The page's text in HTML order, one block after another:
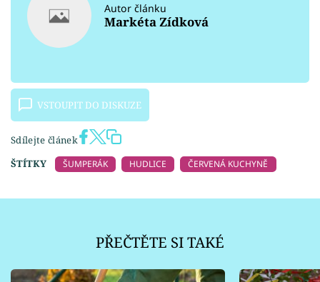
Autor článku
Markéta Zídková
VSTOUPIT DO DISKUZE
Sdílejte článek
ŠTÍTKY
ŠUMPERÁK HUDLICE ČERVENÁ KUCHYNĚ
PŘEČTĚTE SI TAKÉ